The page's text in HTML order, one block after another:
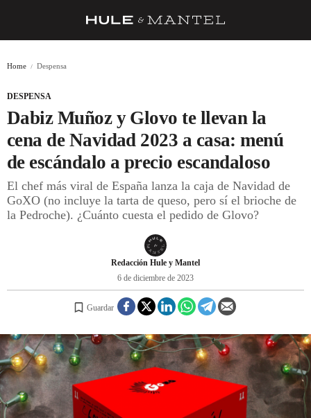
BARRAS Y ESTRELLAS
DÓNDE COMER
ÍDOLOS DE MESAS
CUADERNO DE VIAJE
REGISTRO
INICIAR SESIÓN
Home Despensa
DESPENSA
Dabiz Muñoz y Glovo te llevan la
cena de Navidad 2023 a casa: menú
de escándalo a precio escandaloso
El chef más viral de España lanza la caja de Navidad de
GoXO (no incluye la tarta de queso, pero sí el brioche de
la Pedroche). ¿Cuánto cuesta el pedido de Glovo?
Redacción Hule y Mantel
6 de diciembre de 2023
Guardar